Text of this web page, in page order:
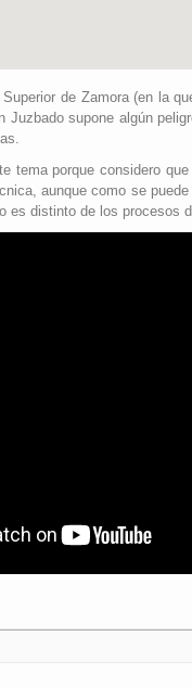
de Zamora (en la
Juzbado supone algún
tema porque considero
aunque como se
es distinto de los procesos